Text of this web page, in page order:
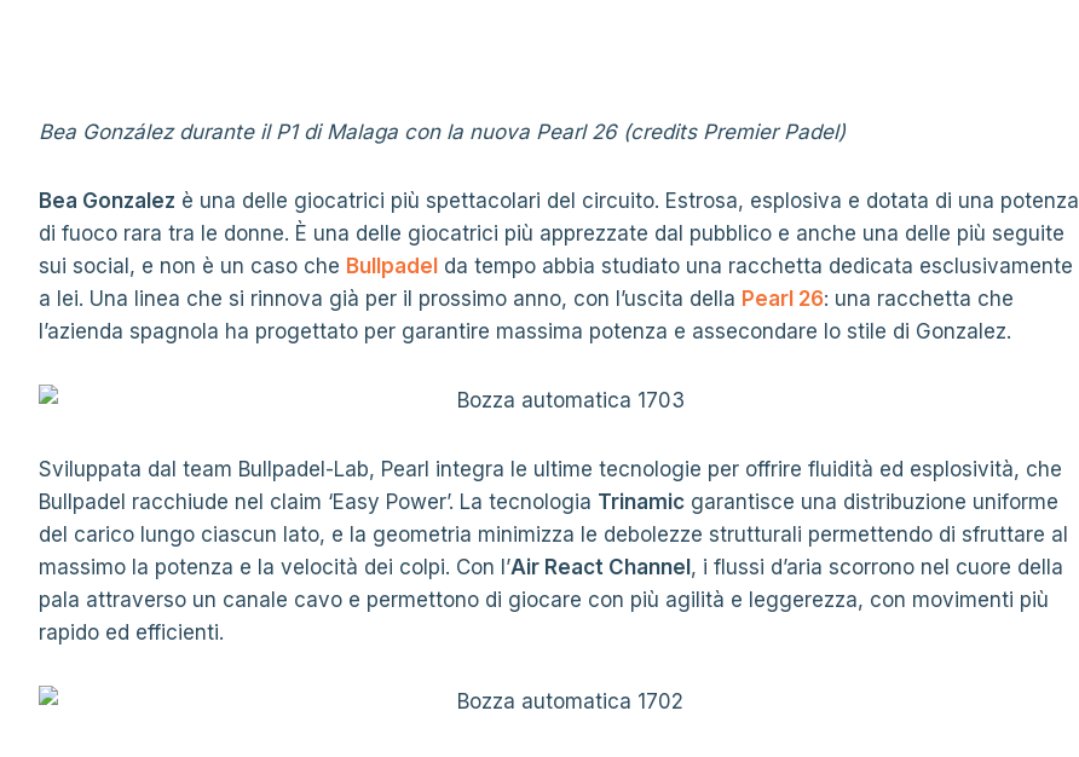
Bea González durante il P1 di Malaga con la nuova Pearl 26 (credits Premier Padel)
Bea Gonzalez è una delle giocatrici più spettacolari del circuito. Estrosa, esplosiva e dotata di una potenza
di fuoco rara tra le donne. È una delle giocatrici più apprezzate dal pubblico e anche una delle più seguite
sui social, e non è un caso che Bullpadel da tempo abbia studiato una racchetta dedicata esclusivamente
a lei. Una linea che si rinnova già per il prossimo anno, con l’uscita della Pearl 26: una racchetta che
l’azienda spagnola ha progettato per garantire massima potenza e assecondare lo stile di Gonzalez.
Sviluppata dal team Bullpadel-Lab, Pearl integra le ultime tecnologie per offrire fluidità ed esplosività, che
Bullpadel racchiude nel claim ‘Easy Power’. La tecnologia Trinamic garantisce una distribuzione uniforme
del carico lungo ciascun lato, e la geometria minimizza le debolezze strutturali permettendo di sfruttare al
massimo la potenza e la velocità dei colpi. Con l’Air React Channel , i flussi d’aria scorrono nel cuore della
pala attraverso un canale cavo e permettono di giocare con più agilità e leggerezza, con movimenti più
rapido ed efficienti.